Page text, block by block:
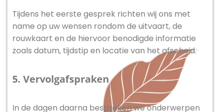
Tijdens het eerste gesprek richten wij ons met
name op uw wensen rondom de uitvaart, de
rouwkaart en de hiervoor benodigde informatie
zoals datum, tijdstip en locatie van het afscheid.
5. Vervolgafspraken
In de dagen daarna bespreken we onderwerpen